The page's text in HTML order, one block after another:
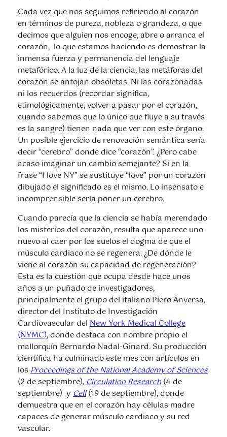
Cada vez que nos seguimos refiriendo al corazón
en términos de pureza, nobleza o grandeza, o que
decimos que alguien nos encoge, abre o arranca el
corazón, lo que estamos haciendo es demostrar la
inmensa fuerza y permanencia del lenguaje
metafórico. A la luz de la ciencia, las metáforas del
corazón se antojan obsoletas. Ni las corazonadas
ni los recuerdos (recordar significa,
etimológicamente, volver a pasar por el corazón,
cuando sabemos que lo único que fluye a su través
es la sangre) tienen nada que ver con este órgano.
Un posible ejercicio de renovación semántica sería
decir “cerebro” donde dice “corazón”. ¿Pero cabe
acaso imaginar un cambio semejante? Si en la
frase “I love NY” se sustituye “love” por un corazón
dibujado el significado es el mismo. Lo insensato e
incomprensible sería poner un cerebro.
Cuando parecía que la ciencia se había merendado
los misterios del corazón, resulta que aparece uno
nuevo al caer por los suelos el dogma de que el
músculo cardiaco no se regenera. ¿De dónde le
viene al corazón su capacidad de regeneración?
Esta es la cuestión que ocupa desde hace unos
años a un puñado de investigadores,
principalmente el grupo del italiano Piero Anversa,
director del Instituto de Investigación
Cardiovascular delNew York Medical College
(NYMC), donde destaca con nombre propio el
mallorquín Bernardo Nadal-Ginard. Su producción
científica ha culminado este mes con artículos en
losProceedings of the National Academy of Sciences
(2 de septiembre),Circulation Research(4 de
septiembre) yCell(19 de septiembre), donde
demuestra que en el corazón hay células madre
capaces de generar músculo cardiaco y su red
vascular.